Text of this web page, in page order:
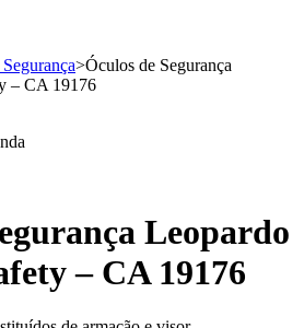
>Óculos de Segurança
– CA 19176
Leopardo
– CA 19176